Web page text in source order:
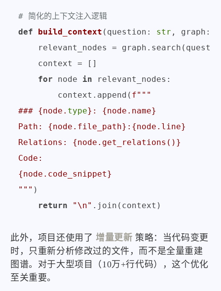
# 简化的上下文注入逻辑
def
build_context ( question: str , graph:
relevant_nodes =
    context = []
for node in relevant_nodes:
        context.append(
f"""
### {node. type} : {node.name}
Path: {node.file_path} : {node.line}
Relations: {node.get_relations()}
{node.code_snippet}
""" )
return
"\n"
此外，项目还使用了 增量更新 策略：当代码变更
时，只重新分析修改过的文件，而不是全量重建
图谱。对于大型项目（10万+行代码），这个优化
至关重要。